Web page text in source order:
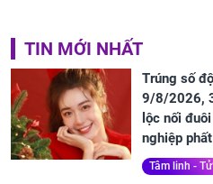
TIN MỚI NHẤT
Trúng số
9/8/2026,
lộc nối
nghiệp
Tâm linh -